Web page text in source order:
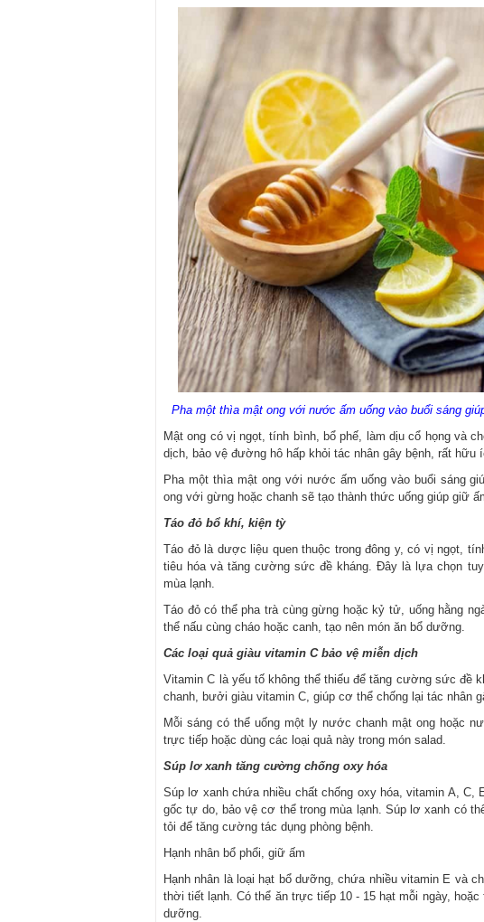
Pha một thìa mật ong với nước ấm uống vào buổi sáng
Mật ong có vị ngọt, tính bình, bổ phế, làm dịu cổ họng và
dịch, bảo vệ đường hô hấp khỏi tác nhân gây bệnh, rất hữu
Pha một thìa mật ong với nước ấm uống vào buổi sáng
ong với gừng hoặc chanh sẽ tạo thành thức uống giúp giữ
Táo đỏ bổ khí, kiện tỳ
Táo đỏ là dược liệu quen thuộc trong đông y, có vị ngọt,
tiêu hóa và tăng cường sức đề kháng. Đây là lựa chọn
mùa lạnh.
Táo đỏ có thể pha trà cùng gừng hoặc kỷ tử, uống hằng
thể nấu cùng cháo hoặc canh, tạo nên món ăn bổ dưỡng.
Các loại quả giàu vitamin C bảo vệ miễn dịch
Vitamin C là yếu tố không thể thiếu để tăng cường sức đề
chanh, bưởi giàu vitamin C, giúp cơ thể chống lại tác nhân
Mỗi sáng có thể uống một ly nước chanh mật ong hoặc
trực tiếp hoặc dùng các loại quả này trong món salad.
Súp lơ xanh tăng cường chống oxy hóa
Súp lơ xanh chứa nhiều chất chống oxy hóa, vitamin A, C,
gốc tự do, bảo vệ cơ thể trong mùa lạnh. Súp lơ xanh có
tỏi để tăng cường tác dụng phòng bệnh.
Hạnh nhân bổ phổi, giữ ấm
Hạnh nhân là loại hạt bổ dưỡng, chứa nhiều vitamin E và
thời tiết lạnh. Có thể ăn trực tiếp 10 - 15 hạt mỗi ngày,
dưỡng.